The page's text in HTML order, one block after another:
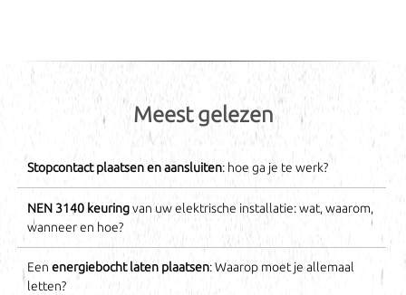
Meest gelezen
Stopcontact plaatsen en aansluiten: hoe ga je te werk?
NEN 3140 keuringvan uw elektrische installatie: wat, waarom,
wanneer en hoe?
Een energiebocht laten plaatsen: Waarop moet je allemaal
letten?